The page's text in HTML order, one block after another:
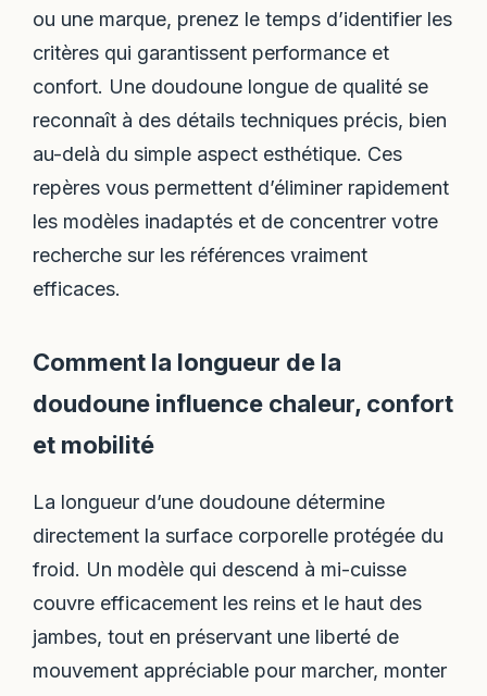
ou une marque, prenez le temps d’identifier les
critères qui garantissent performance et
confort. Une doudoune longue de qualité se
reconnaît à des détails techniques précis, bien
au-delà du simple aspect esthétique. Ces
repères vous permettent d’éliminer rapidement
les modèles inadaptés et de concentrer votre
recherche sur les références vraiment
efficaces.
Comment la longueur de la
doudoune influence chaleur, confort
et mobilité
La longueur d’une doudoune détermine
directement la surface corporelle protégée du
froid. Un modèle qui descend à mi-cuisse
couvre efficacement les reins et le haut des
jambes, tout en préservant une liberté de
mouvement appréciable pour marcher, monter